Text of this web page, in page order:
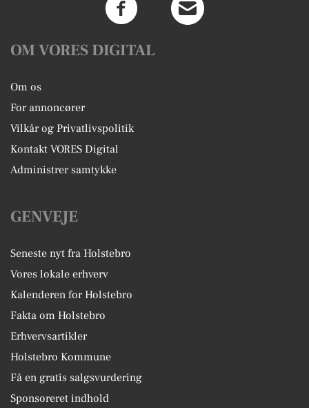
OM VORES DIGITAL
Om os
For annoncører
Vilkår og Privatlivspolitik
Kontakt VORES Digital
Administrer samtykke
GENVEJE
Seneste nyt fra Holstebro
Vores lokale erhverv
Kalenderen for Holstebro
Fakta om Holstebro
Erhvervsartikler
Holstebro Kommune
Få en gratis salgsvurdering
Sponsoreret indhold